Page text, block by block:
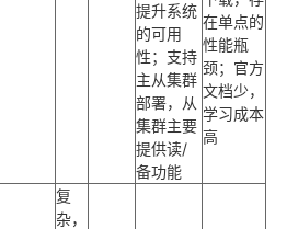
提升系统
的可用
性；支持
主从集群
部署，从
集群主要
提供读/
备功能
在单点的
性能瓶
颈；官方
文档少，
学习成本
高
复
杂，